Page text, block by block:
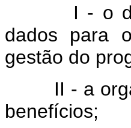
I - o
dados para
gestão do
II - a
benefícios;